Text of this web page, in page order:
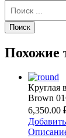
Похожие
Круглая
Brown
6,350.00